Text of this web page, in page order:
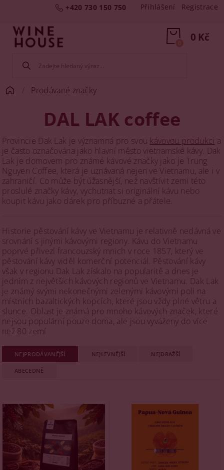
+420 730 150 750 Přihlášení Registrace
0 Kč
0
Prodávané značky
DAL LAK coffee
Provincie Dak Lak je významná pro svou kávovou produkci a
je často označována jako hlavní město vietnamské kávy. Dak
Lak je domovem pro známé kávové značky jako je Trung
Nguyen Coffee, která je uznávaná nejen ve Vietnamu, ale i v
zahraničí. Co může být úžasnější, než navštívit zemi této
proslulé značky kávy, vychutnat si originální kávu nebo
koupit kávu jako dárek pro příbuzné a přátele​.
Historie pěstování kávy ve Vietnamu je relativně nedávná ve
srovnání s jinými kávovými regiony. Kávu do Vietnamu
poprvé přivezl francouzský mnich v roce 1857, který ve
pěstování kávy viděl komerční potenciál. Pěstování kávy
však v regionu Dak Lak získalo na popularitě a dnes je
jedním z největších kávových regionů ve Vietnamu. Dak Lak
je známý svými nekonečnými zelenými kávovými poli na
místních bazaltických kopcích, které jsou vždy plné větru a
slunce. Oblast je známá pro mnoho kávových značek, které
nejsou populární pouze doma, ale jsou vyváženy do více
než 80 zemí​
NEJPRODÁVANĚJŠÍ NEJLEVNĚJŠÍ NEJDRAŽŠÍ
ABECEDNĚ